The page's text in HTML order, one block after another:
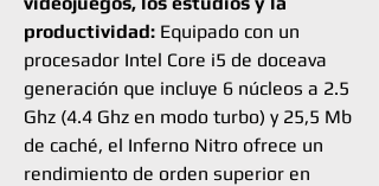
productividad: Equipado con un
procesador Intel Core i5 de doceava
generación que incluye 6 núcleos a 2.5
Ghz (4.4 Ghz en modo turbo) y 25,5 Mb
de caché, el Inferno Nitro ofrece un
rendimiento de orden superior en